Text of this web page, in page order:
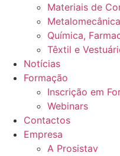
Materiais de
Química,
Têxtil e
Notícias
Formação
Inscrição em
Webinars
Contactos
Empresa
A Prosistav